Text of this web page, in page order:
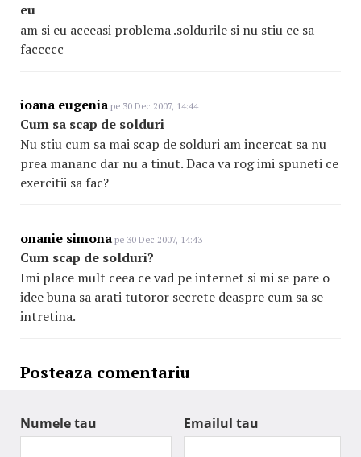
eu
am si eu aceeasi problema .soldurile si nu stiu ce sa
faccccc
ioana eugenia pe 30 Dec 2007, 14:44
Cum sa scap de solduri
Nu stiu cum sa mai scap de solduri am incercat sa nu
prea mananc dar nu a tinut. Daca va rog imi spuneti ce
exercitii sa fac?
onanie simona pe 30 Dec 2007, 14:43
Cum scap de solduri?
Imi place mult ceea ce vad pe internet si mi se pare o
idee buna sa arati tutoror secrete deaspre cum sa se
intretina.
Posteaza comentariu
Numele tau Emailul tau